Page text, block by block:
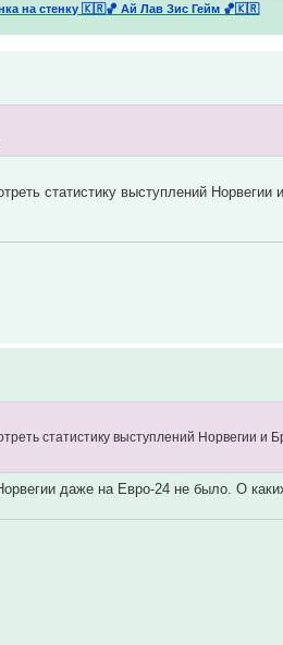
на стенку 🇰🇷🏀 Ай Лав Зис Гейм 🏀🇰🇷
статистику выступлений
статистику выступлений Норвегии и
даже на Евро-24 не было. О